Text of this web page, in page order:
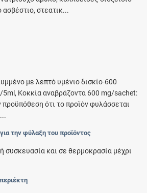
ασβέστιο, στεατικ...
με λεπτό υμένιο δισκίο-600
5ml, Κοκκία αναβράζοντα 600 mg/sachet:
προϋπόθεση ότι το προϊόν φυλάσσεται
την φύλαξη του προϊόντος
συσκευασία και σε θερμοκρασία μέχρι